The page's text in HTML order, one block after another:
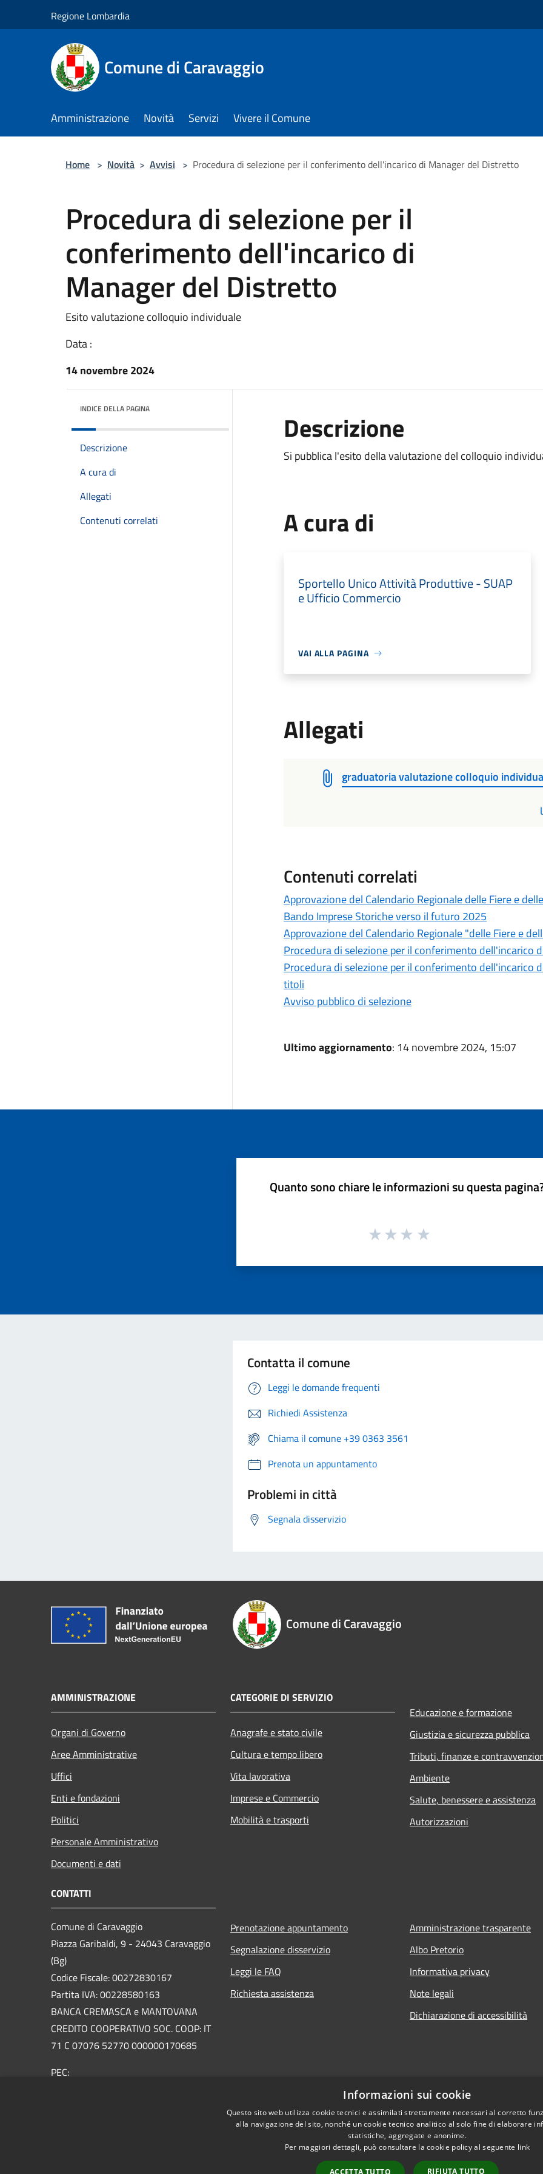
Regione Lombardia
Comune di Caravaggio
Amministrazione Novità Servizi Vivere il Comune
Home > Novità > Avvisi > Procedura di selezione per il conferimento dell'incarico di Manager del Distretto
Procedura di selezione per il
conferimento dell'incarico di
Manager del Distretto
Esito valutazione colloquio individuale
Data :
14 novembre 2024
INDICE DELLA PAGINA
Descrizione
A cura di
Allegati
Contenuti correlati
Descrizione
Si pubblica l'esito della valutazione del colloquio
A cura di
Sportello Unico Attività Produttive - SUAP
e Ufficio Commercio
VAI ALLA PAGINA
Allegati
graduatoria valutazione colloquio
Contenuti correlati
Approvazione del Calendario Regionale delle Fiere e
Bando Imprese Storiche verso il futuro 2025
Approvazione del Calendario Regionale "delle Fiere e
Procedura di selezione per il conferimento dell'incarico
Procedura di selezione per il conferimento dell'incarico
titoli
Avviso pubblico di selezione
Ultimo aggiornamento: 14 novembre 2024, 15:07
Quanto sono chiare le informazioni su questa
Contatta il comune
Leggi le domande frequenti
Richiedi Assistenza
Chiama il comune +39 0363 3561
Prenota un appuntamento
Problemi in città
Segnala disservizio
Comune di Caravaggio
AMMINISTRAZIONE
Organi di Governo
Aree Amministrative
Uffici
Enti e fondazioni
Politici
Personale Amministrativo
Documenti e dati
CATEGORIE DI SERVIZIO
Anagrafe e stato civile
Cultura e tempo libero
Vita lavorativa
Imprese e Commercio
Mobilità e trasporti
Educazione e formazione
Giustizia e sicurezza pubblica
Tributi, finanze e
Ambiente
Salute, benessere e assistenza
Autorizzazioni
CONTATTI
Comune di Caravaggio
Piazza Garibaldi, 9 - 24043 Caravaggio
(Bg)
Codice Fiscale: 00272830167
Partita IVA: 00228580163
BANCA CREMASCA e MANTOVANA
CREDITO COOPERATIVO SOC. COOP: IT
71 C 07076 52770 000000170685
PEC:
Prenotazione appuntamento
Segnalazione disservizio
Leggi le FAQ
Richiesta assistenza
Amministrazione trasparente
Albo Pretorio
Informativa privacy
Note legali
Dichiarazione di accessibilità
Informazioni sui cookie
Questo sito web utilizza cookie tecnici e assimilati strettamente necessari al corretto
alla navigazione del sito, nonché un cookie tecnico analitico al solo fine di elaborare
statistiche, aggregate e anonime.
Per maggiori dettagli, può consultare la cookie policy al seguente link
ACCETTA TUTTO RIFIUTA TUTTO